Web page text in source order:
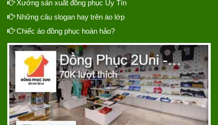
Xưởng sản xuất đồng phục Uy Tín
Những câu slogan hay trên áo lớp
Chiếc áo đồng phục hoàn hảo?